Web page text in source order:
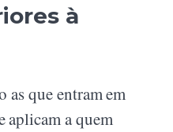
à
as que entram em
aplicam a quem